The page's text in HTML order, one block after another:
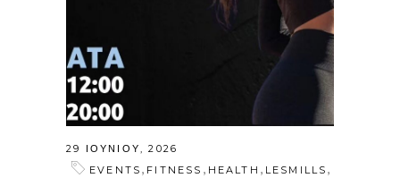
29 ΙΟΥΝΊΟΥ, 2026
EVENTS , FITNESS , HEALTH , LESMILLS ,